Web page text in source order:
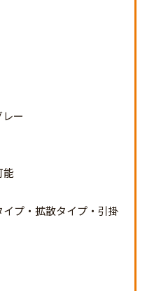
ー
能
プ・拡散タイプ・引掛